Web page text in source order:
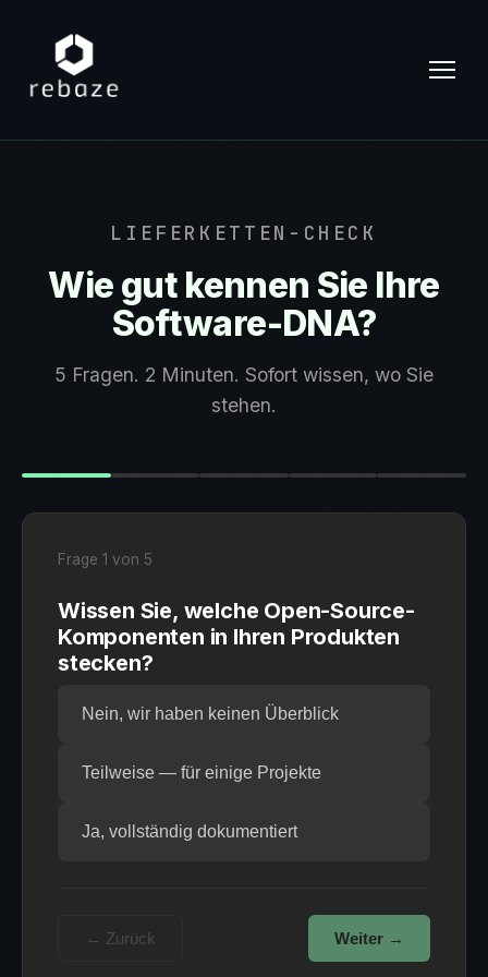
LIEFERKETTEN-CHECK
Wie gut kennen Sie Ihre
Software-DNA?
5 Fragen. 2 Minuten. Sofort wissen, wo Sie
stehen.
Frage 1 von 5
Wissen Sie, welche Open-Source-
Komponenten in Ihren Produkten
stecken?
Nein, wir haben keinen Überblick
Teilweise — für einige Projekte
Ja, vollständig dokumentiert
← Zurück Weiter →